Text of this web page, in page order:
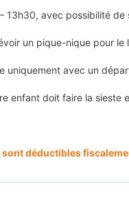
13h30, avec possibilité
un pique-nique pour le
uniquement avec un
enfant doit faire la sieste
sont déductibles